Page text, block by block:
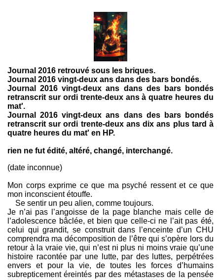
dégueulasse de l'autre via l'introspection. En effet à la fin
du texte, le narrateur ressent un sentiment de trahison
fondamentale face à l'existence et à la compréhension
humaine mais il conclut sur une forme d'acceptation de
l'errance mentale, où la conscience est vécue comme un
fardeau biologique inéluctable plutôt qu'en extériorisant sa
haine de l'altérité. Les fascistes devraient en prendre
exemple.
Journal 2016 retrouvé sous les briques.
Journal 2016 vingt-deux ans dans des bars bondés.
Journal 2016 vingt-deux ans dans des bars bondés
retranscrit sur ordi trente-deux ans à quatre heures du
mat'.
Journal 2016 vingt-deux ans dans des bars bondés
retranscrit sur ordi trente-deux ans dix ans plus tard à
quatre heures du mat' en HP.
rien ne fut édité, altéré, changé, interchangé.
(date inconnue)
Mon corps exprime ce que ma psyché ressent et ce que
mon inconscient étouffe.
Se sentir un peu alien, comme toujours.
Je n’ai pas l’angoisse de la page blanche mais celle de
l’adolescence bâclée, et bien que celle-ci ne l’ait pas été,
celui qui grandit, se construit dans l’enceinte d’un CHU
comprendra ma décomposition de l’être qui s’opère lors du
retour à la vraie vie, qui n’est ni plus ni moins vraie qu’une
histoire racontée par une lutte, par des luttes, perpétrées
envers et pour la vie, de toutes les forces d’humains
subrepticement éreintés par des métastases de la pensée